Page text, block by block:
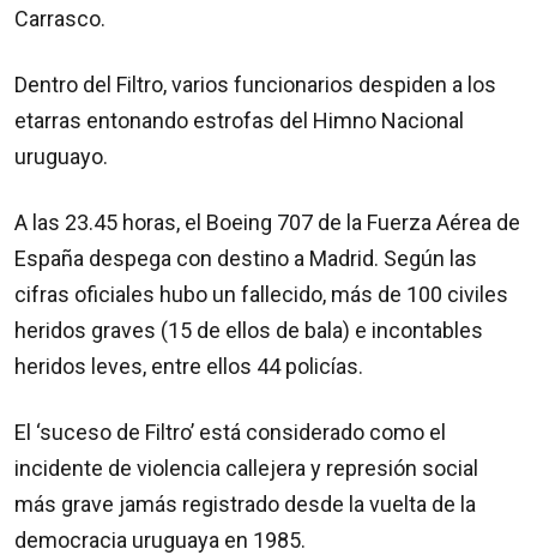
Carrasco.
Dentro del Filtro, varios funcionarios despiden a los
etarras entonando estrofas del Himno Nacional
uruguayo.
A las 23.45 horas, el Boeing 707 de la Fuerza Aérea de
España despega con destino a Madrid. Según las
cifras oficiales hubo un fallecido, más de 100 civiles
heridos graves (15 de ellos de bala) e incontables
heridos leves, entre ellos 44 policías.
El ‘suceso de Filtro’ está considerado como el
incidente de violencia callejera y represión social
más grave jamás registrado desde la vuelta de la
democracia uruguaya en 1985.